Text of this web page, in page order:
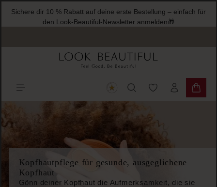
springen
Sichere dir 10 %
Du hast 0
Kopfhautpflege für gesunde, ausgeglichene
Kopfhaut
Gönn deiner Kopfhaut die Aufmerksamkeit, die sie